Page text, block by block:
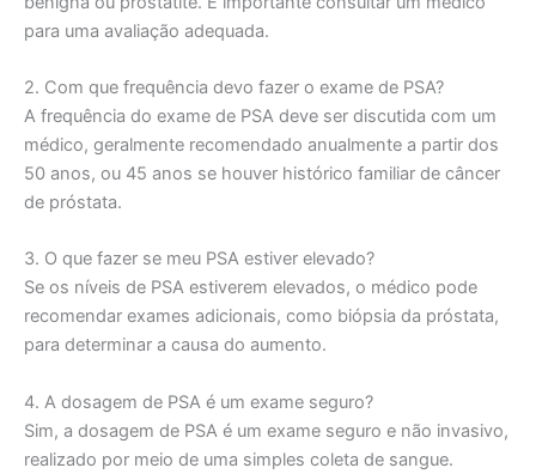
para uma avaliação adequada.
2. Com que frequência devo fazer o exame de PSA?
A frequência do exame de PSA deve ser discutida com um
médico, geralmente recomendado anualmente a partir dos
50 anos, ou 45 anos se houver histórico familiar de câncer
de próstata.
3. O que fazer se meu PSA estiver elevado?
Se os níveis de PSA estiverem elevados, o médico pode
recomendar exames adicionais, como biópsia da próstata,
para determinar a causa do aumento.
4. A dosagem de PSA é um exame seguro?
Sim, a dosagem de PSA é um exame seguro e não invasivo,
realizado por meio de uma simples coleta de sangue.